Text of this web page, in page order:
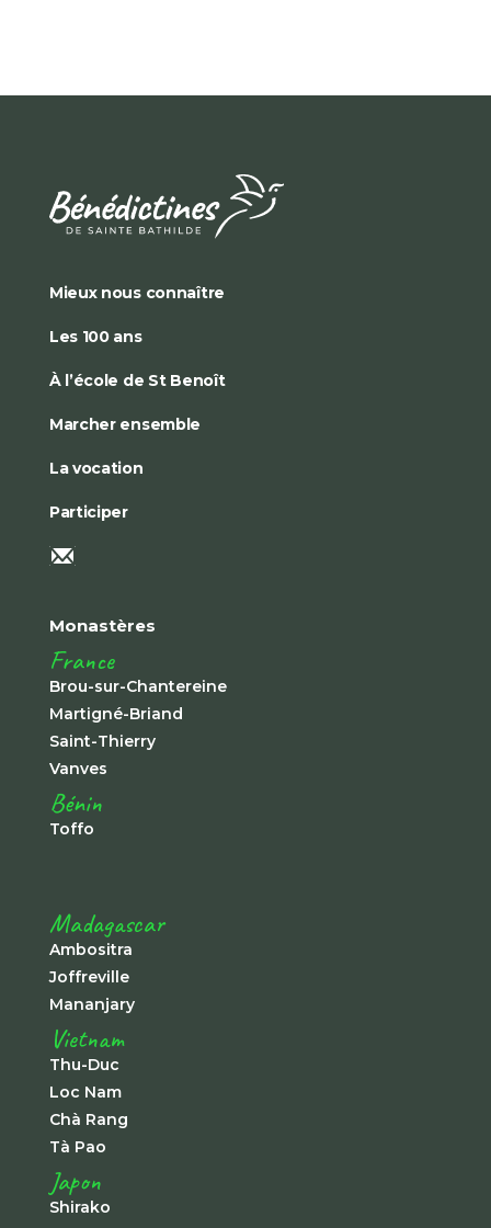
Mieux nous connaître
Les 100 ans
À l’école de St Benoît
Marcher ensemble
La vocation
Participer
Monastères
France
Brou-sur-Chantereine
Martigné-Briand
Saint-Thierry
Vanves
Bénin
Toffo
Madagascar
Ambositra
Joffreville
Mananjary
Vietnam
Thu-Duc
Loc Nam
Chà Rang
Tà Pao
Japon
Shirako